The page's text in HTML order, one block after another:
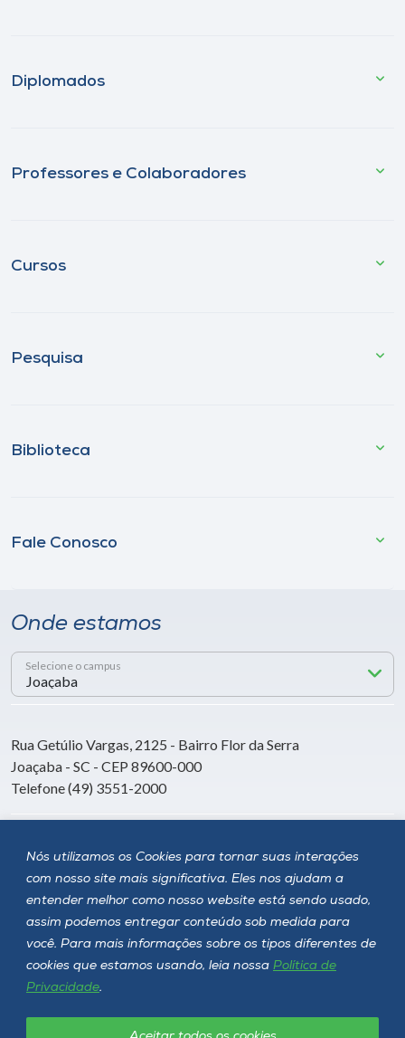
Nós utilizamos os Cookies para tornar suas interações
com nosso site mais significativa. Eles nos ajudam a
entender melhor como nosso website está sendo usado,
assim podemos entregar conteúdo sob medida para
você. Para mais informações sobre os tipos diferentes de
cookies que estamos usando, leia nossa Política de
Privacidade.
Diplomados
Professores e Colaboradores
Cursos
Pesquisa
Biblioteca
Fale Conosco
Onde estamos
Selecione o campus
Rua Getúlio Vargas, 2125 - Bairro Flor da Serra
Joaçaba - SC - CEP 89600-000
Telefone (49) 3551-2000
Siga a Unoesc